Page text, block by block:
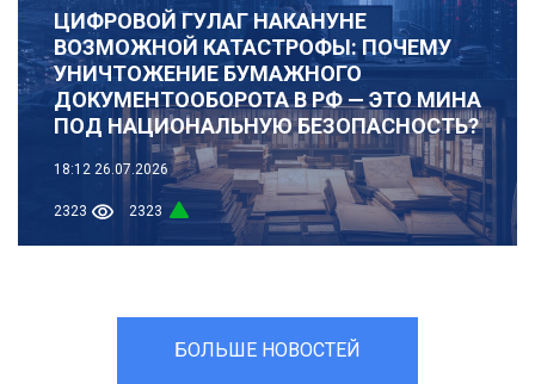
ЦИФРОВОЙ ГУЛАГ НАКАНУНЕ
ВОЗМОЖНОЙ КАТАСТРОФЫ: ПОЧЕМУ
УНИЧТОЖЕНИЕ БУМАЖНОГО
ДОКУМЕНТООБОРОТА В РФ — ЭТО МИНА
ПОД НАЦИОНАЛЬНУЮ БЕЗОПАСНОСТЬ?
18:12 26.07.2026
2323 2323
БОЛЬШЕ НОВОСТЕЙ